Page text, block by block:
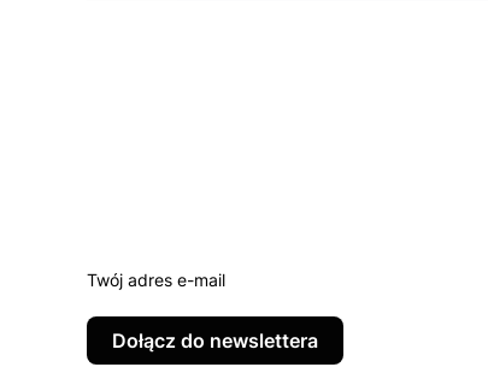
Twój adres e-mail
Dołącz do newslettera